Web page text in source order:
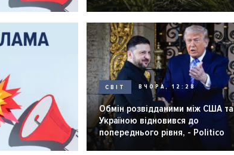
СВІТ ВЧОРА, 12:28
Обмін розвідданими між США та
Україною відновився до
попереднього рівня, - Politico